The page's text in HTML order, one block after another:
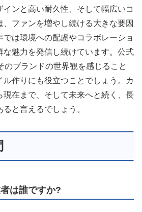
インと高い耐久性、そして幅広いコ
、ファンを増やし続ける大きな要因
では環境への配慮やコラボレーショ
な魅力を発信し続けています。公式
のブランドの世界観を感じること
ル作りにも役立つことでしょう。カ
現在まで、そして未来へと続く、長
と言えるでしょう。
は誰ですか?